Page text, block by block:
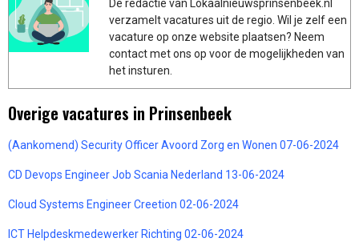
De redactie van Lokaalnieuwsprinsenbeek.nl
verzamelt vacatures uit de regio. Wil je zelf een
vacature op onze website plaatsen? Neem
contact met ons op voor de mogelijkheden van
het insturen.
Overige vacatures in Prinsenbeek
(Aankomend) Security Officer Avoord Zorg en Wonen 07-06-2024
CD Devops Engineer Job Scania Nederland 13-06-2024
Cloud Systems Engineer Creetion 02-06-2024
ICT Helpdeskmedewerker Richting 02-06-2024